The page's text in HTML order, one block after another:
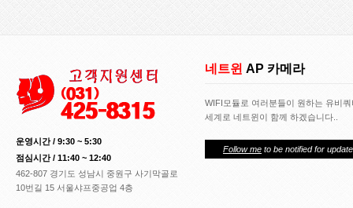
운영시간 / 9:30 ~ 5:30
점심시간 / 11:40 ~ 12:40
462-807 경기도 성남시 중원구 사기막골로
10번길 15 서울샤프중공업 4층
네트윈 AP 카메라
WIFI모듈로 여러분들이 원하는 유비
세계로 네트윈이 함께 하겠습니다..
Follow me to be notified for